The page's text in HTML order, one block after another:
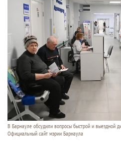
В Барнауле обсудили вопросы быстрой и выездной
Официальный сайт мэрии Барнаула